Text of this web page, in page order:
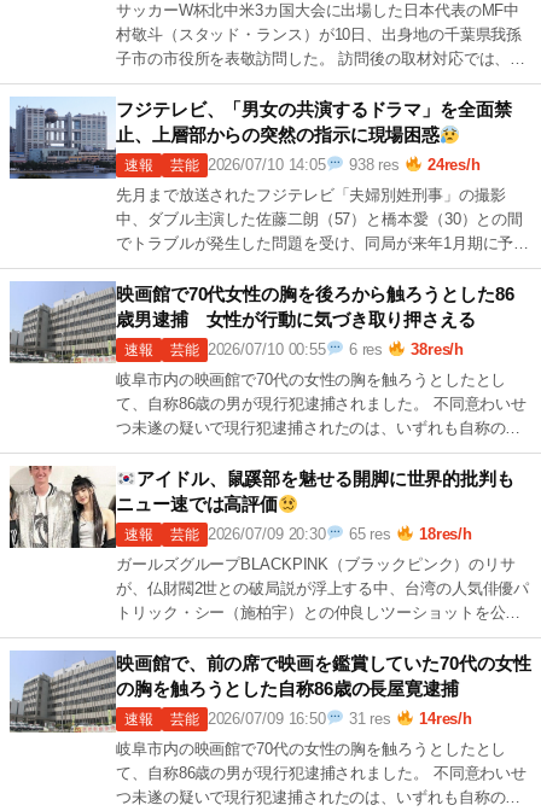
サッカーW杯北中米3カ国大会に出場した日本代表のMF中
村敬斗（スタッド・ランス）が10日、出身地の千葉県我孫
子市の市役所を表敬訪問した。 訪問後の取材対応では、W
杯後のオフにバリ島でリフレッシュし 続きを読む →
7
[…]
フジテレビ、「男女の共演するドラマ」を全面禁
止、上層部からの突然の指示に現場困惑
速報 芸能 2026/07/10 14:05 938 res
24res/h
先月まで放送されたフジテレビ「夫婦別姓刑事」の撮影
中、ダブル主演した佐藤二朗（57）と橋本愛（30）との間
でトラブルが発生した問題を受け、同局が来年1月期に予定
していた月曜午後9時枠のドラマの企画 続きを読む →
2
[…]
映画館で70代女性の胸を後ろから触ろうとした86
歳男逮捕 女性が行動に気づき取り押さえる
速報 芸能 2026/07/10 00:55 6 res
38res/h
岐阜市内の映画館で70代の女性の胸を触ろうとしたとし
て、自称86歳の男が現行犯逮捕されました。 不同意わいせ
つ未遂の疑いで現行犯逮捕されたのは、いずれも自称の岐
阜市に住む無職の長屋寛容疑者（86） 続きを読む →
3
[…]アイドル、鼠蹊部を魅せる開脚に世界的批判も
ニュー速では高評価
速報 芸能 2026/07/09 20:30 65 res
18res/h
ガールズグループBLACKPINK（ブラックピンク）のリサ
が、仏財閥2世との破局説が浮上する中、台湾の人気俳優パ
トリック・シー（施柏宇）との仲良しツーショットを公開
した。 6日、中華圏の俳優パトリ 続きを読む →
1 […]
映画館で、前の席で映画を鑑賞していた70代の女性
の胸を触ろうとした自称86歳の長屋寛逮捕
速報 芸能 2026/07/09 16:50 31 res
14res/h
岐阜市内の映画館で70代の女性の胸を触ろうとしたとし
て、自称86歳の男が現行犯逮捕されました。 不同意わいせ
つ未遂の疑いで現行犯逮捕されたのは、いずれも自称の岐